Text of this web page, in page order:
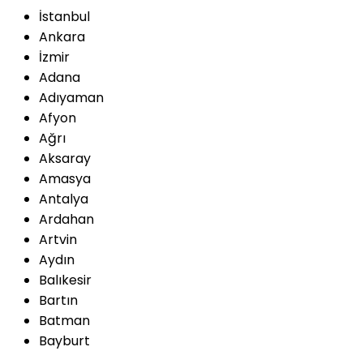
İstanbul
Ankara
İzmir
Adana
Adıyaman
Afyon
Ağrı
Aksaray
Amasya
Antalya
Ardahan
Artvin
Aydın
Balıkesir
Bartın
Batman
Bayburt